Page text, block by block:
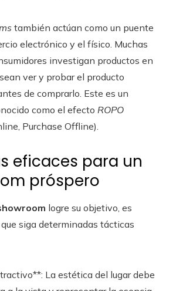
también actúan como un puente
electrónico y el físico. Muchas
investigan productos en
ver y probar el producto
de comprarlo. Este es un
como el efecto ROPO
Purchase Offline).
eficaces para un
próspero
logre su objetivo, es
siga determinadas tácticas
La estética del lugar debe